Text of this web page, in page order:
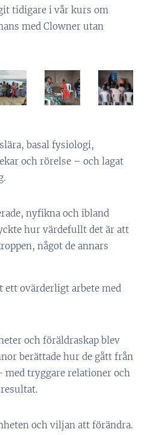
tidigare i vår kurs om
med Clowner utan
basal fysiologi,
och rörelse – och lagat
nyfikna och ibland
hur värdefullt det är att
något de annars
ovärderligt arbete med
och föräldraskap blev
berättade hur de gått från
tryggare relationer och
och viljan att förändra.